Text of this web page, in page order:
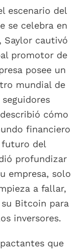
escenario del
se celebra en
Saylor cautivó
promotor de
posee un
mundial de
cómo
financiero
futuro del
profundizar
empresa, solo
a fallar,
Bitcoin para
inversores.
que